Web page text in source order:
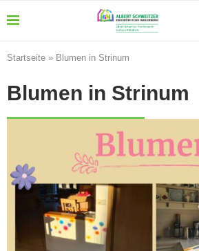
Startseite » Blumen in Strinum
Blumen in Strinum